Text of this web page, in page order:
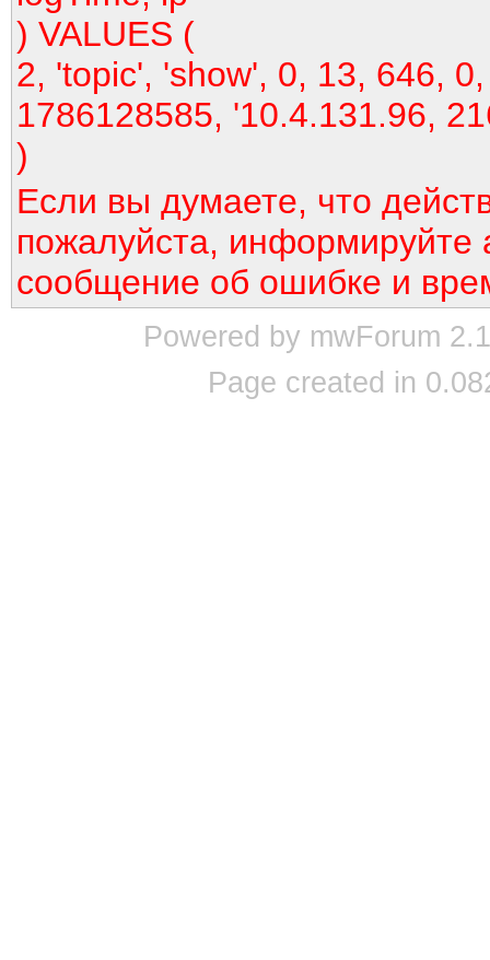
) VALUES (
2, 'topic', 'show', 0, 13, 646,
1786128585, '10.4.131.96,
)
Если вы думаете, что
пожалуйста, информируйте
сообщение об ошибке и
Powered by mwForum
Page created in